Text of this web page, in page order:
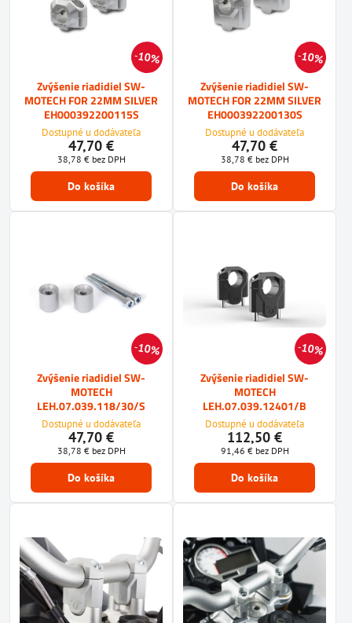
10%
Zvýšenie riadidiel SW-
MOTECH FOR 22MM SILVER
EH000392200115S
Dostupné u dodávateľa
47,70 €
38,78 € bez DPH
Do košíka
10%
Zvýšenie riadidiel SW-
MOTECH FOR 22MM SILVER
EH000392200130S
Dostupné u dodávateľa
47,70 €
38,78 € bez DPH
Do košíka
10%
Zvýšenie riadidiel SW-
MOTECH
LEH.07.039.118/30/S
Dostupné u dodávateľa
47,70 €
38,78 € bez DPH
Do košíka
10%
Zvýšenie riadidiel SW-
MOTECH
LEH.07.039.12401/B
Dostupné u dodávateľa
112,50 €
91,46 € bez DPH
Do košíka